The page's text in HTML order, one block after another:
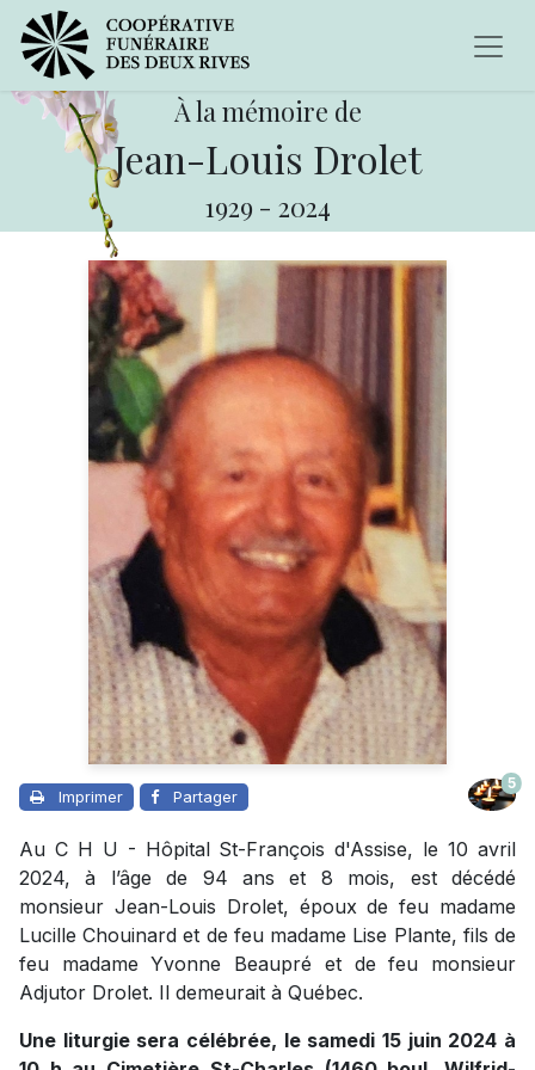
À la mémoire de
Jean-Louis Drolet
1929 - 2024
Imprimer Partager
5
Au C H U - Hôpital St-François d'Assise, le 10 avril
2024, à l’âge de 94 ans et 8 mois, est décédé
monsieur Jean-Louis Drolet, époux de feu madame
Lucille Chouinard et de feu madame Lise Plante, fils de
feu madame Yvonne Beaupré et de feu monsieur
Adjutor Drolet. Il demeurait à Québec.
Une liturgie sera célébrée, le samedi 15 juin 2024 à